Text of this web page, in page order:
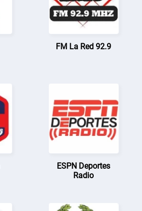
FM La Red 92.9
ESPN Deportes
Radio